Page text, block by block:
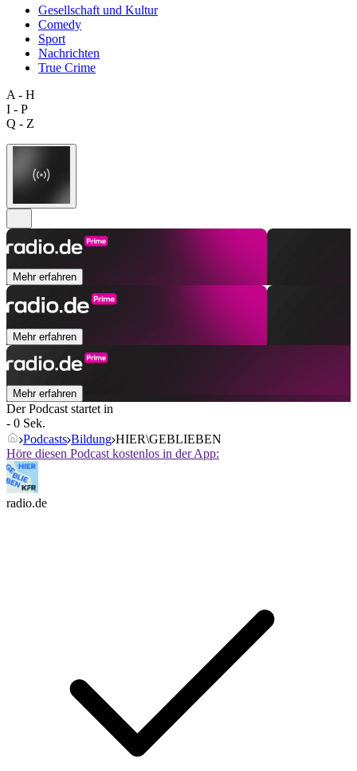
Gesellschaft und Kultur
Comedy
Sport
Nachrichten
True Crime
A - H
I - P
Q - Z
Mehr erfahren
Mehr erfahren
Mehr erfahren
Der Podcast startet in
- 0 Sek.
Podcasts Bildung HIER\GEBLIEBEN
Höre diesen Podcast kostenlos in der App:
radio.de